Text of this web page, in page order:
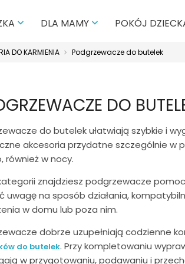
 DLA MAMY  POKÓJ
DO KARMIENIA Podgrzewacze do butelek
DO
do butelek ułatwiają szybkie i
akcesoria przydatne szczególnie w
również w nocy.
znajdziesz podgrzewacze
uwagę na sposób działania,
w domu lub poza nim.
dobrze uzupełniają codzienne
do butelek. Przy kompletowaniu
w przygotowaniu, podawaniu i